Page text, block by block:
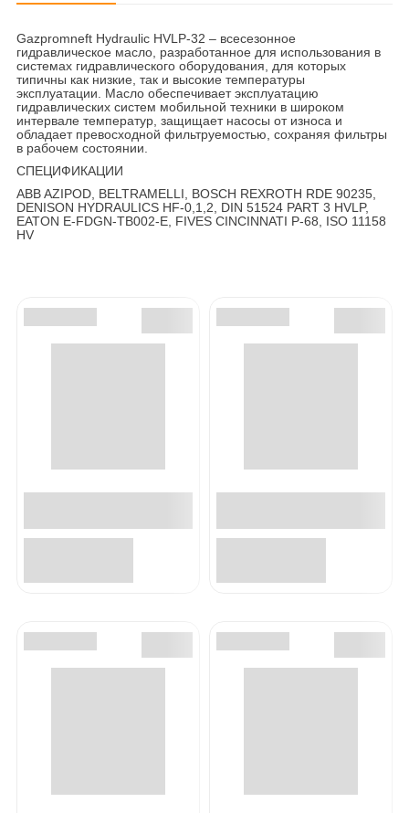
Gazpromneft Hydraulic HVLP-32 – всесезонное
гидравлическое масло, разработанное для использования в
системах гидравлического оборудования, для которых
типичны как низкие, так и высокие температуры
эксплуатации. Масло обеспечивает эксплуатацию
гидравлических систем мобильной техники в широком
интервале температур, защищает насосы от износа и
обладает превосходной фильтруемостью, сохраняя фильтры
в рабочем состоянии.
СПЕЦИФИКАЦИИ
ABB AZIPOD, BELTRAMELLI, BOSCH REXROTH RDE 90235,
DENISON HYDRAULICS HF-0,1,2, DIN 51524 PART 3 HVLP,
EATON E-FDGN-TB002-E, FIVES CINCINNATI P-68, ISO 11158
HV